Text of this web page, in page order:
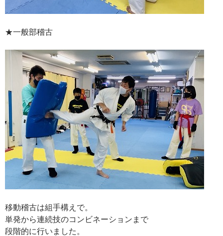
★一般部稽古
移動稽古は組手構えで。
単発から連続技のコンビネーションまで
段階的に行いました。